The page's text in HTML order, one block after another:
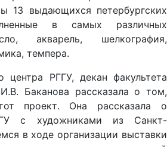
13 выдающихся петербургских
в самых различных
акварель, шелкография,
темпера.
центра РГГУ, декан факультета
Баканова рассказала о том,
проект. Она рассказала о
с художниками из Санкт-
в ходе организации выставки